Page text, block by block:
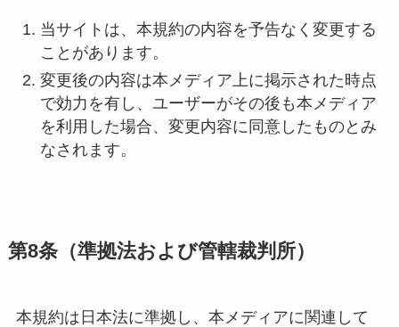
当サイトは、本規約の内容を予告なく変更する
ことがあります。
変更後の内容は本メディア上に掲示された時点
で効力を有し、ユーザーがその後も本メディア
を利用した場合、変更内容に同意したものとみ
なされます。
第8条（準拠法および管轄裁判所）
本規約は日本法に準拠し、本メディアに関連して